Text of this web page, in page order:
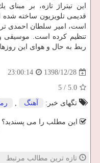
این تیتراژ تازه، بر مبنای
قدیمی تلویزیون ساخته شده
است، امیر سلطان احمدی
تنظیم كرده است. موسیقی و
ربط به حال و هوای این
1398/12/28
23:00:14
5.0
/
5
تگهای خبر:
آهنگ ,
این مطلب را می پسندید؟
تازه ترین مطالب مرتبط